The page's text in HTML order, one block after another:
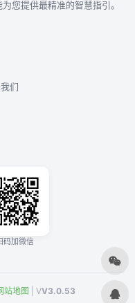
您提供最精准的智慧指引。
们
码加微信
站地图 | VV3.0.53